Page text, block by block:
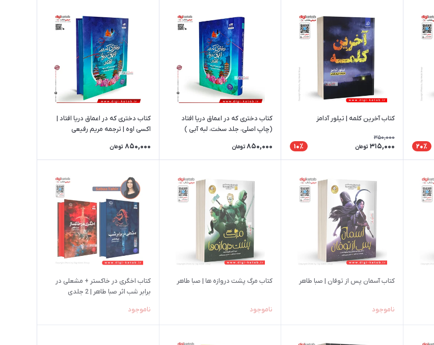
20٪
کتاب آخرین کلمه | تیلور آدامز
350,000
315,000 تومان 10٪
کتاب دختری که در اعماق دریا افتاد
(چاپ اصلی، جلد سخت، لبه آبی )
850,000 تومان
کتاب دختری که در اعماق دریا افتاد |
اکسی اوه | ترجمه مریم رفیعی
850,000 تومان
کتاب آسمان پس از توفان | صبا طاهر
ناموجود
کتاب مرگ پشت دروازه‌ ها | صبا طاهر
ناموجود
کتاب اخگری در خاکستر + مشعلی در
برابر شب اثر صبا طاهر | 2 جلدی
ناموجود